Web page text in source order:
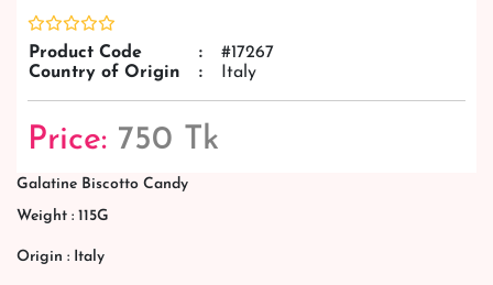
Product Code :
#17267
Country of Origin
: Italy
Price: 750 Tk
Galatine Biscotto Candy
Weight : 115G
Origin : Italy